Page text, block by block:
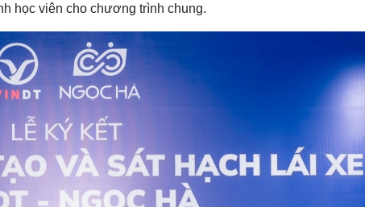
Âm nhạc
Di sản
học viên cho chương trình chung.